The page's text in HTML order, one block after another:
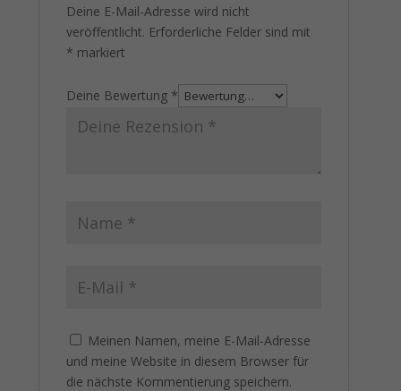
Deine E-Mail-Adresse wird nicht
veröffentlicht. Erforderliche Felder sind mit
* markiert
Deine Bewertung *
Meinen Namen, meine E-Mail-Adresse
und meine Website in diesem Browser für
die nächste Kommentierung speichern.